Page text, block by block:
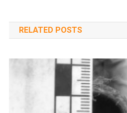
RELATED POSTS